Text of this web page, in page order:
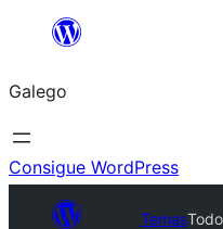
Saltar
contido
Galego
Consigue WordPress
Temas